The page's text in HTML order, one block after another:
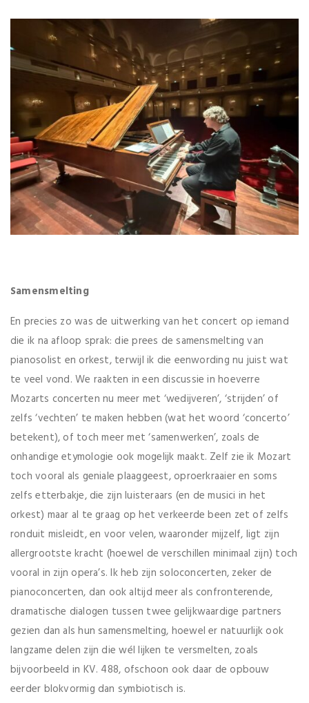
Samensmelting
En precies zo was de uitwerking van het concert op iemand
die ik na afloop sprak: die prees de samensmelting van
pianosolist en orkest, terwijl ik die eenwording nu juist wat
te veel vond. We raakten in een discussie in hoeverre
Mozarts concerten nu meer met ‘wedijveren’, ‘strijden’ of
zelfs ‘vechten’ te maken hebben (wat het woord ‘concerto’
betekent), of toch meer met ‘samenwerken’, zoals de
onhandige etymologie ook mogelijk maakt. Zelf zie ik Mozart
toch vooral als geniale plaaggeest, oproerkraaier en soms
zelfs etterbakje, die zijn luisteraars (en de musici in het
orkest) maar al te graag op het verkeerde been zet of zelfs
ronduit misleidt, en voor velen, waaronder mijzelf, ligt zijn
allergrootste kracht (hoewel de verschillen minimaal zijn) toch
vooral in zijn opera’s. Ik heb zijn soloconcerten, zeker de
pianoconcerten, dan ook altijd meer als confronterende,
dramatische dialogen tussen twee gelijkwaardige partners
gezien dan als hun samensmelting, hoewel er natuurlijk ook
langzame delen zijn die wél lijken te versmelten, zoals
bijvoorbeeld in KV. 488, ofschoon ook daar de opbouw
eerder blokvormig dan symbiotisch is.